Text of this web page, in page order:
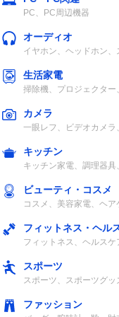
PC、PC周辺機器
オーディオ
イヤホン、ヘッドホン、
生活家電
掃除機、プロジェクター
カメラ
一眼レフ、ビデオカメラ
キッチン
キッチン家電、調理器具
ビューティ・コスメ
コスメ、美容家電、ヘア
フィットネス・ヘル
フィットネス、ヘルスケ
スポーツ
スポーツ、スポーツグッ
ファッション